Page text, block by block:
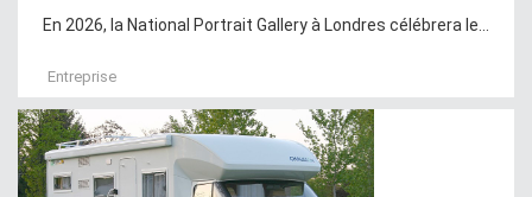
En 2026, la National Portrait Gallery à Londres célébrera le...
Entreprise